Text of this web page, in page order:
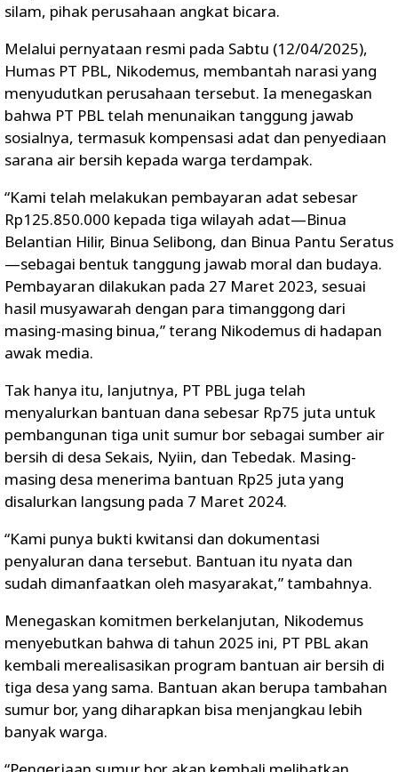
silam, pihak perusahaan angkat bicara.
Melalui pernyataan resmi pada Sabtu (12/04/2025),
Humas PT PBL, Nikodemus, membantah narasi yang
menyudutkan perusahaan tersebut. Ia menegaskan
bahwa PT PBL telah menunaikan tanggung jawab
sosialnya, termasuk kompensasi adat dan penyediaan
sarana air bersih kepada warga terdampak.
“Kami telah melakukan pembayaran adat sebesar
Rp125.850.000 kepada tiga wilayah adat—Binua
Belantian Hilir, Binua Selibong, dan Binua Pantu Seratus
—sebagai bentuk tanggung jawab moral dan budaya.
Pembayaran dilakukan pada 27 Maret 2023, sesuai
hasil musyawarah dengan para timanggong dari
masing-masing binua,” terang Nikodemus di hadapan
awak media.
Tak hanya itu, lanjutnya, PT PBL juga telah
menyalurkan bantuan dana sebesar Rp75 juta untuk
pembangunan tiga unit sumur bor sebagai sumber air
bersih di desa Sekais, Nyiin, dan Tebedak. Masing-
masing desa menerima bantuan Rp25 juta yang
disalurkan langsung pada 7 Maret 2024.
“Kami punya bukti kwitansi dan dokumentasi
penyaluran dana tersebut. Bantuan itu nyata dan
sudah dimanfaatkan oleh masyarakat,” tambahnya.
Menegaskan komitmen berkelanjutan, Nikodemus
menyebutkan bahwa di tahun 2025 ini, PT PBL akan
kembali merealisasikan program bantuan air bersih di
tiga desa yang sama. Bantuan akan berupa tambahan
sumur bor, yang diharapkan bisa menjangkau lebih
banyak warga.